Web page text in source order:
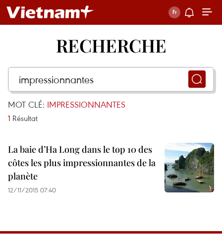
RECHERCHE
MOT CLÉ: IMPRESSIONNANTES
1 Résultat
La baie d’Ha Long dans le top 10 des
côtes les plus impressionnantes de la
planète
12/11/2015 07:40